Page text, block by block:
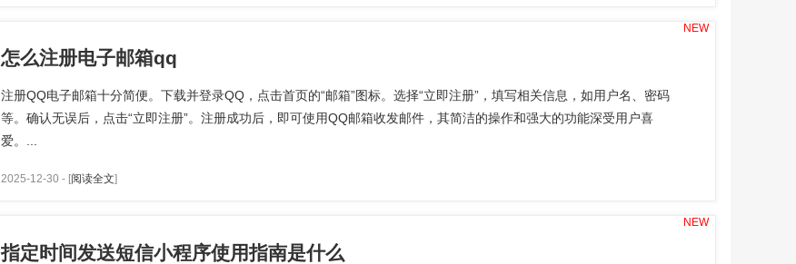
怎么注册电子邮箱qq
注册QQ电子邮箱十分简便。下载并登录QQ，点击首页的“邮箱”图标。选择“立即注册”，填写相关信息，如用户名、密码
等。确认无误后，点击“立即注册”。注册成功后，即可使用QQ邮箱收发邮件，其简洁的操作和强大的功能深受用户喜
爱。...
2025-12-30 - [阅读全文]
NEW
指定时间发送短信小程序使用指南是什么
NEW